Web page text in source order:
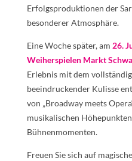
Erfolgsproduktionen der
besonderer Atmosphäre.
Eine Woche später, am 26.
Weiherspielen Markt
Erlebnis mit dem
beeindruckender Kulisse
von „Broadway meets
musikalischen
Bühnenmomenten.
Freuen Sie sich auf